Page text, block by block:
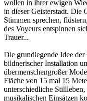
wollen in ihrer ewigen
in dieser Geisterstadt. Die
Stimmen sprechen,
des Voyeurs entspinnen
Trauer...
Die grundlegende Idee
bildnerischer Installation
übermenschengroßer
Fläche von 15 mal 15
unterschiedliche
musikalischen Einsätzen